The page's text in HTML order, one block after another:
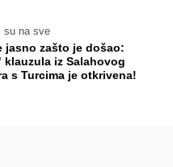
su na sve
jasno zašto je došao:
klauzula iz Salahovog
s Turcima je otkrivena!